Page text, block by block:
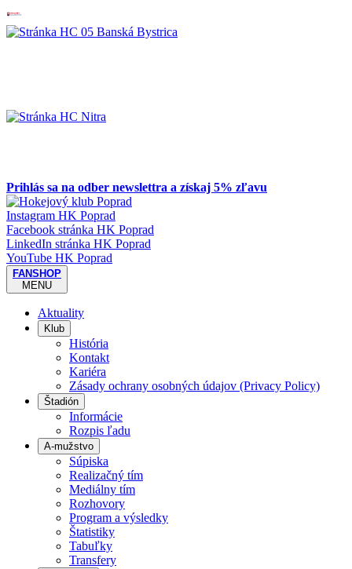
Prihlás sa na odber newslettra a získaj 5% zľavu
Instagram HK Poprad
Facebook stránka HK Poprad
LinkedIn stránka HK Poprad
YouTube HK Poprad
FANSHOP
MENU
Aktuality
Klub
História
Kontakt
Kariéra
Zásady ochrany osobných údajov (Privacy Policy)
Štadión
Informácie
Rozpis ľadu
A-mužstvo
Súpiska
Realizačný tím
Mediálny tím
Rozhovory
Program a výsledky
Štatistiky
Tabuľky
Transfery